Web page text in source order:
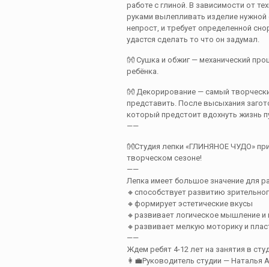
работе с глиной. В зависимости от
руками вылепливать изделие
непрост, и требует определенной
удастся сделать то что он задумал.
👐 Сушка и обжиг — механический
ребёнка.
👐 Декорирование — самый
представить. После высыхания
который предстоит вдохнуть жизнь
——
👐Студия лепки «ГЛИНЯНОЕ ЧУДО»
творческом сезоне!
——
Лепка имеет большое значение для
🔸способствует развитию
🔸формирует эстетические вкусы
🔸развивает логическое мышление
🔸развивает мелкую моторику и
——
Ждем ребят 4-12 лет на занятия в
👩‍💼Руководитель студии — Наталья